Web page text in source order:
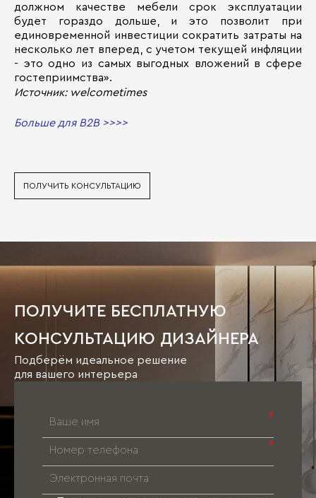
должном качестве мебели срок эксплуатации
будет гораздо дольше, и это позволит при
единовременной инвестиции сократить затраты на
несколько лет вперед, с учетом текущей инфляции
- это одно из самых выгодных вложений в сфере
гостеприимства».
Источник: welcometimes
Больше для B2B >>>>
ПОЛУЧИТЬ КОНСУЛЬТАЦИЮ
ПОЛУЧИТЕ БЕСПЛАТНУЮ
КОНСУЛЬТАЦИЮ ДИЗАЙНЕРА
Подберём идеальное решение
для вашего интерьера
*
*